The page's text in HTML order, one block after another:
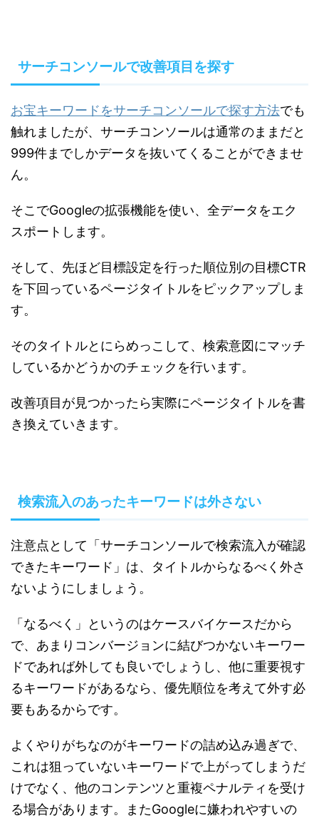
サーチコンソールで改善項目を探す
お宝キーワードをサーチコンソールで探す方法でも
触れましたが、サーチコンソールは通常のままだと
999件までしかデータを抜いてくることができませ
ん。
そこでGoogleの拡張機能を使い、全データをエク
スポートします。
そして、先ほど目標設定を行った順位別の目標CTR
を下回っているページタイトルをピックアップしま
す。
そのタイトルとにらめっこして、検索意図にマッチ
しているかどうかのチェックを行います。
改善項目が見つかったら実際にページタイトルを書
き換えていきます。
検索流入のあったキーワードは外さない
注意点として「サーチコンソールで検索流入が確認
できたキーワード」は、タイトルからなるべく外さ
ないようにしましょう。
「なるべく」というのはケースバイケースだから
で、あまりコンバージョンに結びつかないキーワー
ドであれば外しても良いでしょうし、他に重要視す
るキーワードがあるなら、優先順位を考えて外す必
要もあるからです。
よくやりがちなのがキーワードの詰め込み過ぎで、
これは狙っていないキーワードで上がってしまうだ
けでなく、他のコンテンツと重複ペナルティを受け
る場合があります。またGoogleに嫌われやすいの